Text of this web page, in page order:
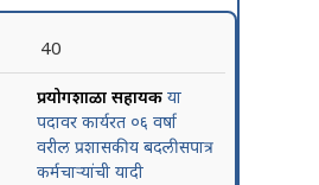
40
प्रयोगशाळा सहायकया
पदावर कार्यरत ०६ वर्षा
वरील प्रशासकीय बदलीसपात्र
कर्मचाऱ्यांची यादी